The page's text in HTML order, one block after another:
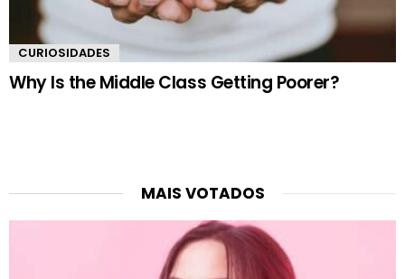
CURIOSIDADES
Why Is the Middle Class Getting Poorer?
MAIS VOTADOS